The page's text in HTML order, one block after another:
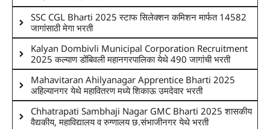
SSC CGL Bharti 2025 स्टाफ सिलेक्शन कमिशन मार्फत 14582
जागांसाठी मेगा भरती
Kalyan Dombivli Municipal Corporation Recruitment
2025 कल्याण डोंबिवली महानगरपालिका येथे 490 जागांची भरती
Mahavitaran Ahilyanagar Apprentice Bharti 2025
अहिल्यानगर येथे महावितरण मध्ये शिकाऊ उमदेवार भरती
Chhatrapati Sambhaji Nagar GMC Bharti 2025 शासकीय
वैद्यकीय, महाविद्यालय व रुग्णालय छ.संभाजीनगर येथे भरती